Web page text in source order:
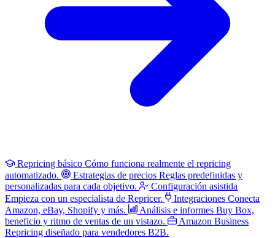
Repricing básico Cómo funciona realmente el repricing
automatizado.
Estrategias de precios Reglas predefinidas y
personalizadas para cada objetivo.
Configuración asistida
Empieza con un especialista de Repricer.
Integraciones Conecta
Amazon, eBay, Shopify y más.
Análisis e informes Buy Box,
beneficio y ritmo de ventas de un vistazo.
Amazon Business
Repricing diseñado para vendedores B2B.